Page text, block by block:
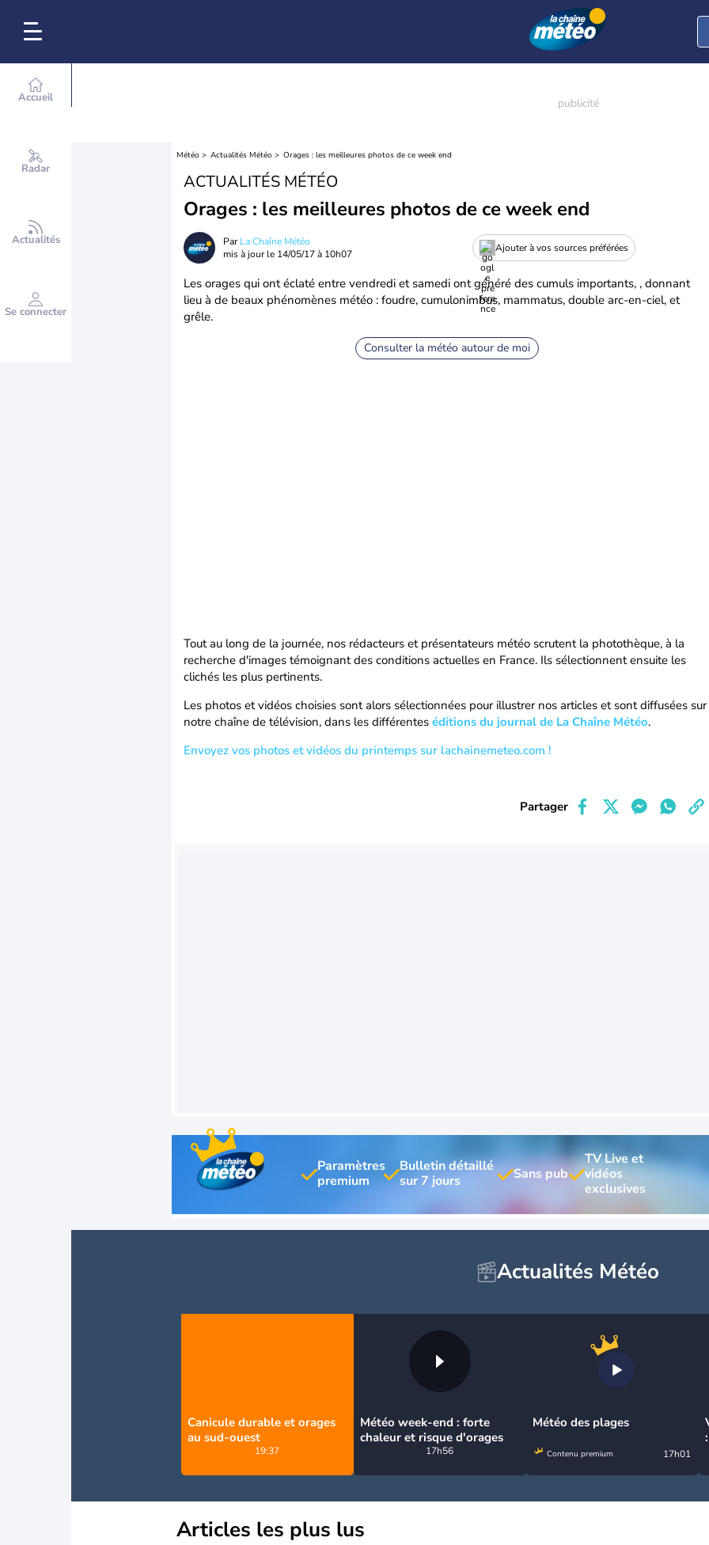
Accueil
Radar
Actualités
Se connecter
Météo Actualités Météo Orages : les meilleures photos de ce week end
ACTUALITÉS MÉTÉO
Orages : les meilleures photos de ce week end
ParLa Chaîne Météo
mis à jour le 14/05/17 à 10h07
Ajouter à vos sources préférées
Les orages qui ont éclaté entre vendredi et samedi ont généré des cumuls importants, , donnant
lieu à de beaux phénomènes météo : foudre, cumulonimbus, mammatus, double arc-en-ciel, et
grêle.
Consulter la météo autour de moi
Tout au long de la journée, nos rédacteurs et présentateurs météo scrutent la photothèque, à la
recherche d'images témoignant des conditions actuelles en France. Ils sélectionnent ensuite les
clichés les plus pertinents.
Les photos et vidéos choisies sont alors sélectionnées pour illustrer nos articles et sont diffusées sur
notre chaîne de télévision, dans les différentes éditions du journal de La Chaîne Météo.
Envoyez vos photos et vidéos du printemps sur lachainemeteo.com !
Partager
Paramètres
Bulletin détaillé
TV Live et
vidéos
Actualités Météo
Canicule durable et orages
au sud-ouest
19:37
Météo week-end : forte
chaleur et risque d'orages
17h56
Météo des plages
Contenu premium 17h01
Articles les plus lus